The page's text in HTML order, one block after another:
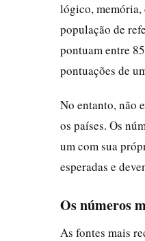
lógico, memória,
população de
pontuam entre
pontuações de
No entanto, não
os países. Os
um com sua
esperadas e
Os números
As fontes mais